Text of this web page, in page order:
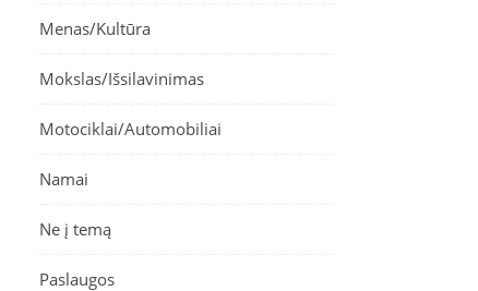
Menas/Kultūra
Mokslas/Išsilavinimas
Motociklai/Automobiliai
Namai
Ne į temą
Paslaugos